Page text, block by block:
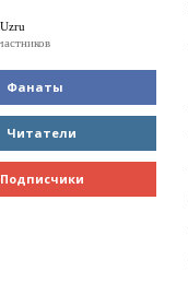
Фанаты
МНЕ НРАВИТСЯ
Читатели
Подписчики